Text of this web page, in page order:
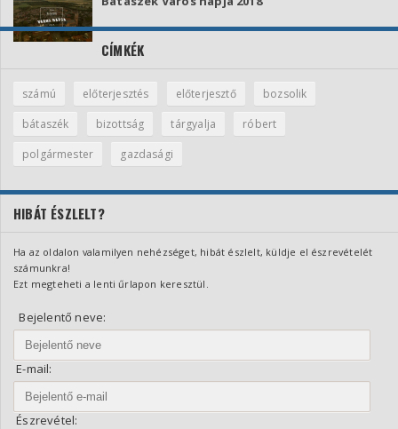
CÍMKÉK
számú előterjesztés előterjesztő
bozsolik
bátaszék
bizottság tárgyalja
róbert
polgármester
gazdasági
HIBÁT ÉSZLELT?
Ha az oldalon valamilyen nehézséget, hibát észlelt, küldje el észrevételét
számunkra!
Ezt megteheti a lenti űrlapon keresztül.
Bejelentő neve:
E-mail:
Észrevétel: